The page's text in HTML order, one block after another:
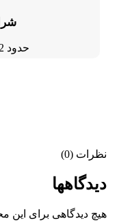
حدود 2 تا 6 روز کاری
نظرات (0)
دیدگاهها
هیچ دیدگاهی برای